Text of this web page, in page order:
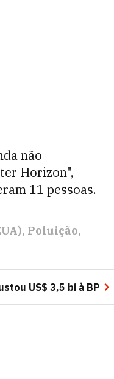
não
Horizon",
11 pessoas.
Poluição
US$ 3,5 bi à BP